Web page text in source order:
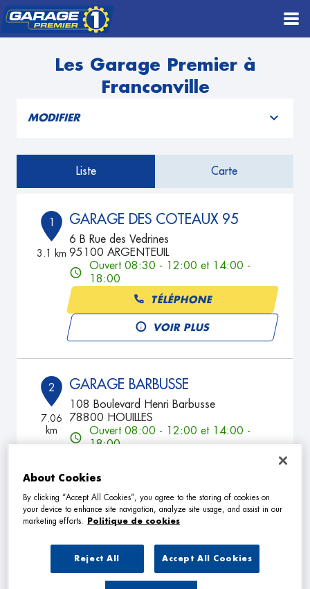
Les Garage Premier à
Franconville
MODIFIER
Liste Carte
1
3.1 km
GARAGE DES COTEAUX 95
6 B Rue des Vedrines
95100 ARGENTEUIL
Ouvert 08:30 - 12:00 et 14:00 -
18:00
TÉLÉPHONE
VOIR PLUS
2
7.06
km
GARAGE BARBUSSE
108 Boulevard Henri Barbusse
78800 HOUILLES
Ouvert 08:00 - 12:00 et 14:00 -
18:00
VOIR PLUS
GARAGE DU MARCHE
19 Rue d'Alsace Lorraine
92250 LA GARENNE COLOMBES
About Cookies
By clicking “Accept All Cookies”, you agree to the storing of cookies on
your device to enhance site navigation, analyze site usage, and assist in our
marketing efforts.
Politique de cookies
Reject All Accept All Cookies